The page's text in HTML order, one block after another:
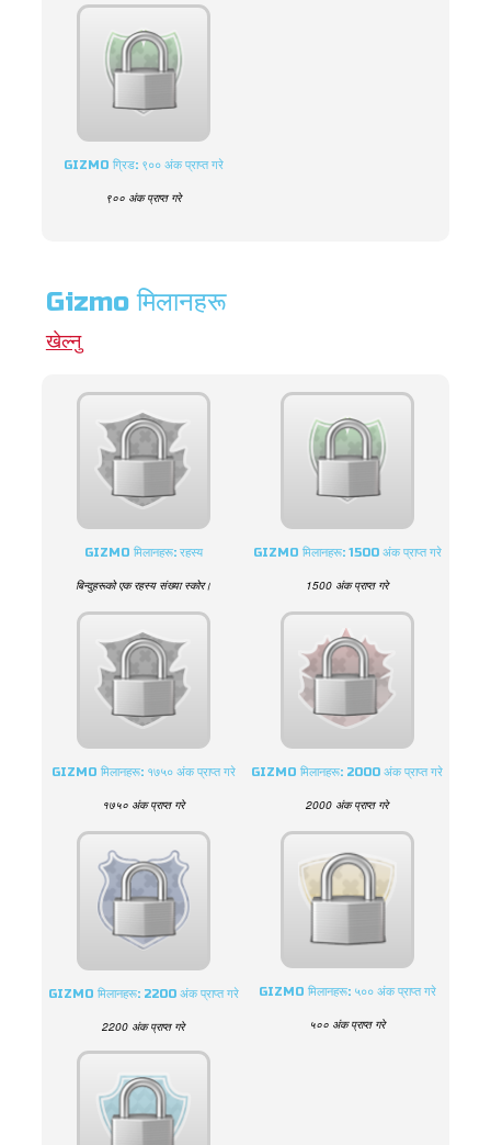
GIZMO ग्रिड: ९०० अंक प्राप्त गरे
९०० अंक प्राप्त गरे
Gizmo मिलानहरू
खेल्नु
GIZMO मिलानहरू: रहस्य
बिन्दुहरूको एक रहस्य संख्या स्कोर।
GIZMO मिलानहरू: 1500 अंक प्राप्त गरे
1500 अंक प्राप्त गरे
GIZMO मिलानहरू: १७५० अंक प्राप्त गरे
१७५० अंक प्राप्त गरे
GIZMO मिलानहरू: 2000 अंक प्राप्त गरे
2000 अंक प्राप्त गरे
GIZMO मिलानहरू: 2200 अंक प्राप्त गरे
2200 अंक प्राप्त गरे
GIZMO मिलानहरू: ५०० अंक प्राप्त गरे
५०० अंक प्राप्त गरे